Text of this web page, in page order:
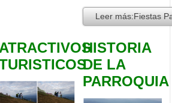
Leer más:Fiestas
ATRACTIVOSHISTORIA
DE LA
PARROQUIA